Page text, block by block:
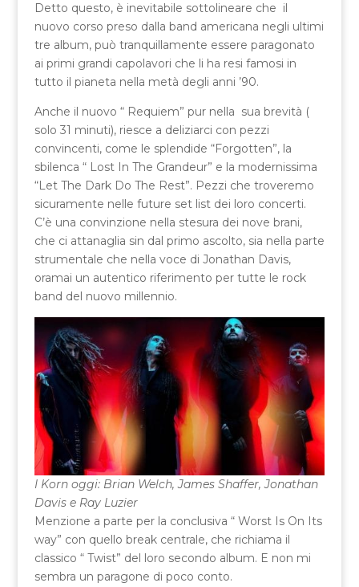
Detto questo, è inevitabile sottolineare che il
nuovo corso preso dalla band americana negli ultimi
tre album, può tranquillamente essere paragonato
ai primi grandi capolavori che li ha resi famosi in
tutto il pianeta nella metà degli anni ’90.
Anche il nuovo “ Requiem” pur nella sua brevità (
solo 31 minuti), riesce a deliziarci con pezzi
convincenti, come le splendide “Forgotten”, la
sbilenca “ Lost In The Grandeur” e la modernissima
“Let The Dark Do The Rest”. Pezzi che troveremo
sicuramente nelle future set list dei loro concerti.
C’è una convinzione nella stesura dei nove brani,
che ci attanaglia sin dal primo ascolto, sia nella parte
strumentale che nella voce di Jonathan Davis,
oramai un autentico riferimento per tutte le rock
band del nuovo millennio.
I Korn oggi: Brian Welch, James Shaffer, Jonathan
Davis e Ray Luzier
Menzione a parte per la conclusiva “ Worst Is On Its
way” con quello break centrale, che richiama il
classico “ Twist” del loro secondo album. E non mi
sembra un paragone di poco conto.